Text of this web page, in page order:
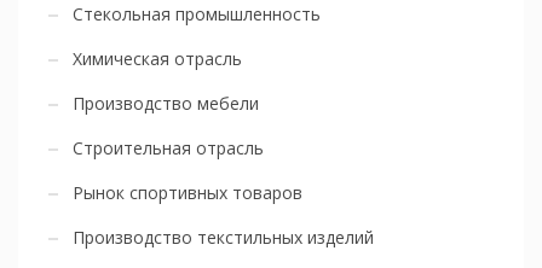
Стекольная промышленность
Химическая отрасль
Производство мебели
Строительная отрасль
Рынок спортивных товаров
Производство текстильных изделий